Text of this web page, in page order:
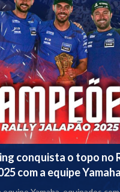
conquista o topo no
com a equipe Yamaha